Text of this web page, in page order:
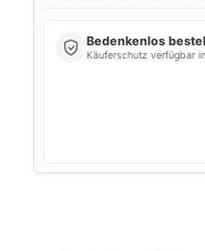
Bedenkenlos
Käuferschutz verfügbar